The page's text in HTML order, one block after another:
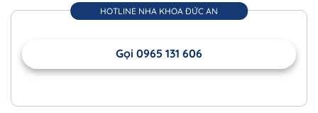
HOTLINE NHA KHOA ĐỨC AN
Gọi 0965 131 606